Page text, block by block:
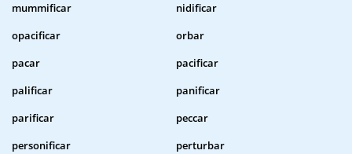
mummificar
nidificar
opacificar
orbar
pacar
pacificar
palificar
panificar
parificar
peccar
personificar
perturbar